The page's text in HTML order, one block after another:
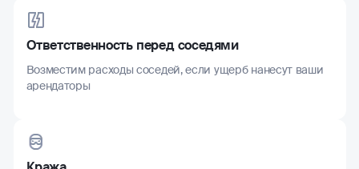
Ответственность перед соседями
Возместим расходы соседей, если ущерб нанесут ваши
арендаторы